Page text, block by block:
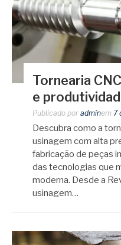
Tornearia
e
Publicado por adminem 7
Descubra como a
usinagem com alta
fabricação de peças
das tecnologias que
moderna. Desde a
usinagem…